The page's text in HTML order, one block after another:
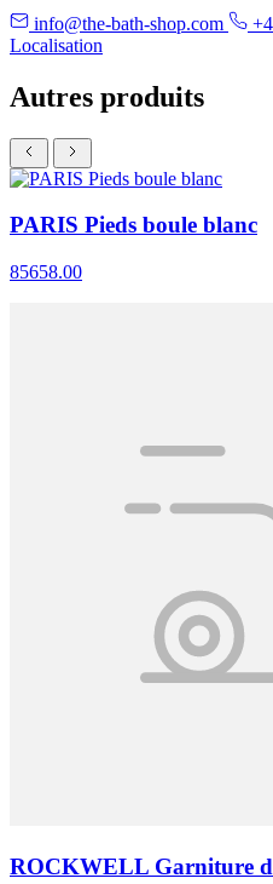
info@the-bath-shop.com
Localisation
Autres produits
PARIS Pieds boule blanc
85658.00
ROCKWELL Garniture